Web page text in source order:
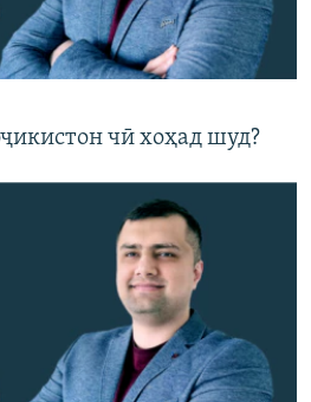
чӣ хоҳад шуд?